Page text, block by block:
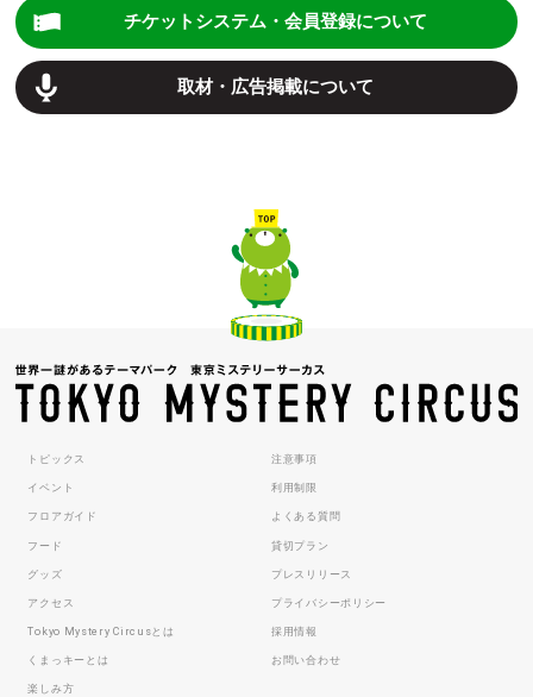
チケットシステム・会員登録について
取材・広告掲載について
トピックス
イベント
フロアガイド
フード
グッズ
アクセス
Tokyo Mystery Circusとは
くまっキーとは
楽しみ方
注意事項
利用制限
よくある質問
貸切プラン
プレスリリース
プライバシーポリシー
採用情報
お問い合わせ